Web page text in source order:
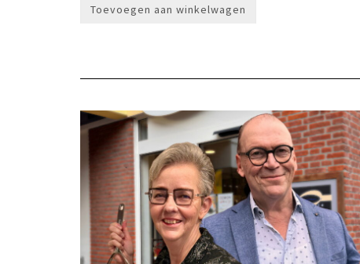
Toevoegen aan winkelwagen